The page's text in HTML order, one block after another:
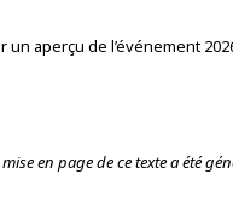
un aperçu de l’événement
mise en page de ce texte a été